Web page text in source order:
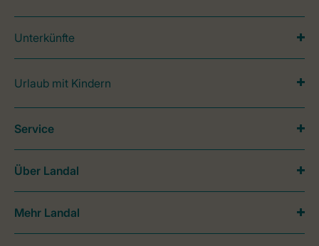
Unterkünfte
Urlaub mit Kindern
Service
Über Landal
Mehr Landal